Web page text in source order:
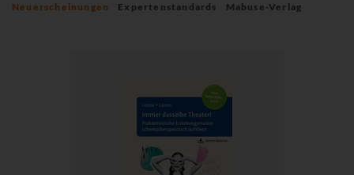
Neuerscheinungen Expertenstandards Mabuse-Verlag